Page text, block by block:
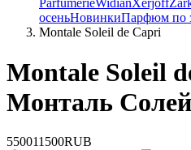
ParfumerieWidianXerjoff
осеньНовинкиПарфюм по
Montale Soleil de Capri
Montale Soleil
Монталь
550011500RUB